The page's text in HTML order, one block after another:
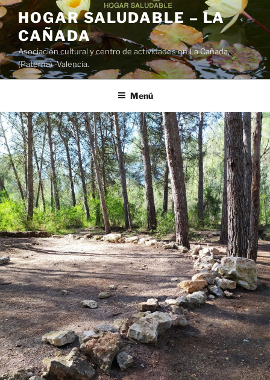
Saltar
al
contenido
HOGAR SALUDABLE – LA
CAÑADA
Asociación cultural y centro de actividades en La Cañada,
(Paterna) -Valencia.
Menú